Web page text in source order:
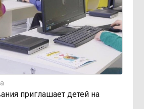
приглашает детей на